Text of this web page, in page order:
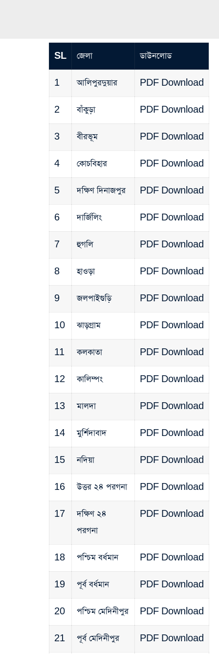
SL জেলা ডাউনলোড
1 আলিপুরদুয়ার PDF Download
2 বাঁকুড়া PDF Download
3 বীরভূম PDF Download
4 কোচবিহার PDF Download
5 দক্ষিণ দিনাজপুর PDF Download
6 দার্জিলিং PDF Download
7 হুগলি PDF Download
8 হাওড়া PDF Download
9 জলপাইগুড়ি PDF Download
10 ঝাড়গ্রাম PDF Download
11 কলকাতা PDF Download
12 কালিম্পং PDF Download
13 মালদা PDF Download
14 মুর্শিদাবাদ PDF Download
15 নদিয়া PDF Download
16 উত্তর ২৪ পরগনা PDF Download
17
দক্ষিণ ২৪
পরগনা
PDF Download
18 পশ্চিম বর্ধমান PDF Download
19 পূর্ব বর্ধমান PDF Download
20 পশ্চিম মেদিনীপুর PDF Download
21 পূর্ব মেদিনীপুর PDF Download